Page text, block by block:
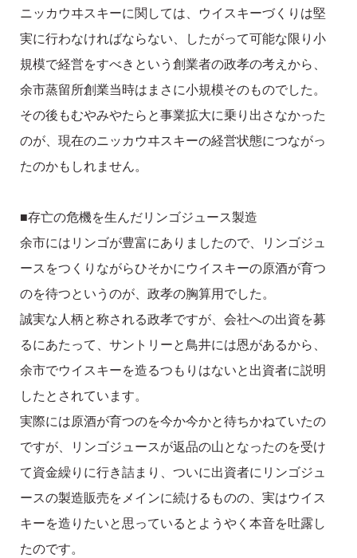
ニッカウヰスキーに関しては、ウイスキーづくりは堅
実に行わなければならない、したがって可能な限り小
規模で経営をすべきという創業者の政孝の考えから、
余市蒸留所創業当時はまさに小規模そのものでした。
その後もむやみやたらと事業拡大に乗り出さなかった
のが、現在のニッカウヰスキーの経営状態につながっ
たのかもしれません。
■存亡の危機を生んだリンゴジュース製造
余市にはリンゴが豊富にありましたので、リンゴジュ
ースをつくりながらひそかにウイスキーの原酒が育つ
のを待つというのが、政孝の胸算用でした。
誠実な人柄と称される政孝ですが、会社への出資を募
るにあたって、サントリーと鳥井には恩があるから、
余市でウイスキーを造るつもりはないと出資者に説明
したとされています。
実際には原酒が育つのを今か今かと待ちかねていたの
ですが、リンゴジュースが返品の山となったのを受け
て資金繰りに行き詰まり、ついに出資者にリンゴジュ
ースの製造販売をメインに続けるものの、実はウイス
キーを造りたいと思っているとようやく本音を吐露し
たのです。